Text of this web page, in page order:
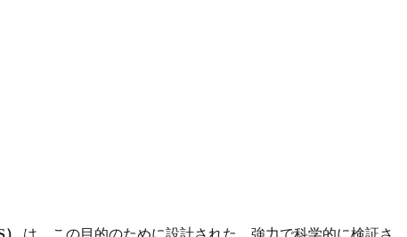
は、この目的のために設計された、強力で科学的に検証さ